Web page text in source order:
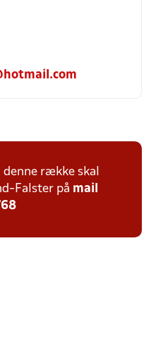
række skal
Falster på mail